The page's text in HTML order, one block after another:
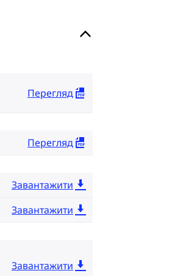
Перегляд
Перегляд
Завантажити
Завантажити
Завантажити